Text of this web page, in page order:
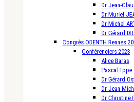
Dr Jean-
Dr Muriel
Dr Michel
Dr Gérard
Congrès ODENTH Rennes
Conférenciers 2023
Alice Baras
Pascal Eppe
Dr Gérard
Dr Jean-
Dr Christine